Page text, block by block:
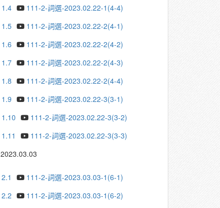
1.4
111-2-詞選-2023.02.22-1(4-4)
1.5
111-2-詞選-2023.02.22-2(4-1)
1.6
111-2-詞選-2023.02.22-2(4-2)
1.7
111-2-詞選-2023.02.22-2(4-3)
1.8
111-2-詞選-2023.02.22-2(4-4)
1.9
111-2-詞選-2023.02.22-3(3-1)
1.10
111-2-詞選-2023.02.22-3(3-2)
1.11
111-2-詞選-2023.02.22-3(3-3)
2023.03.03
2.1
111-2-詞選-2023.03.03-1(6-1)
2.2
111-2-詞選-2023.03.03-1(6-2)